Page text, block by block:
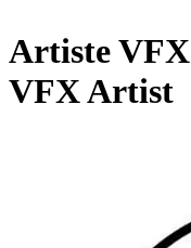
Artiste
VFX Artist